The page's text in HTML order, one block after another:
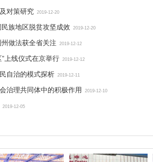
对策研究 2019-12-20
族地区脱贫攻坚成效 2019-12-20
做法获全省关注 2019-12-12
上线仪式在京举行 2019-12-12
自治的模式探析 2019-12-11
治理共同体中的积极作用 2019-12-10
2019-12-05